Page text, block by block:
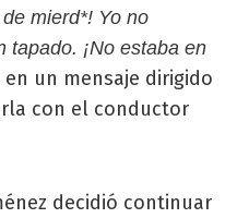
mierd*! Yo no
tapado. ¡No estaba en
en un mensaje dirigido
con el conductor
decidió continuar